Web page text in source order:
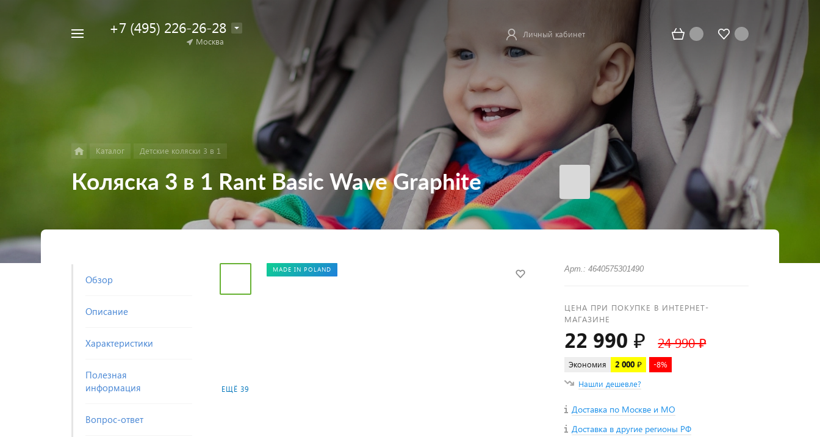
+7 (495) 226-26-28
Москва
Личный кабинет
Каталог Детские коляски 3 в 1
Коляска 3 в 1 Rant Basic Wave Graphite
Обзор
Описание
Характеристики
Полезная
информация
Вопрос-ответ
ЕЩЁ 39
MADE IN POLAND Арт.: 4640575301490
ЦЕНА ПРИ ПОКУПКЕ В ИНТЕРНЕТ-
МАГАЗИНЕ
22 990 ₽ 24 990 ₽
Экономия 2 000 ₽
-8%
Нашли дешевле?
Доставка по Москве и МО
Доставка в другие регионы РФ